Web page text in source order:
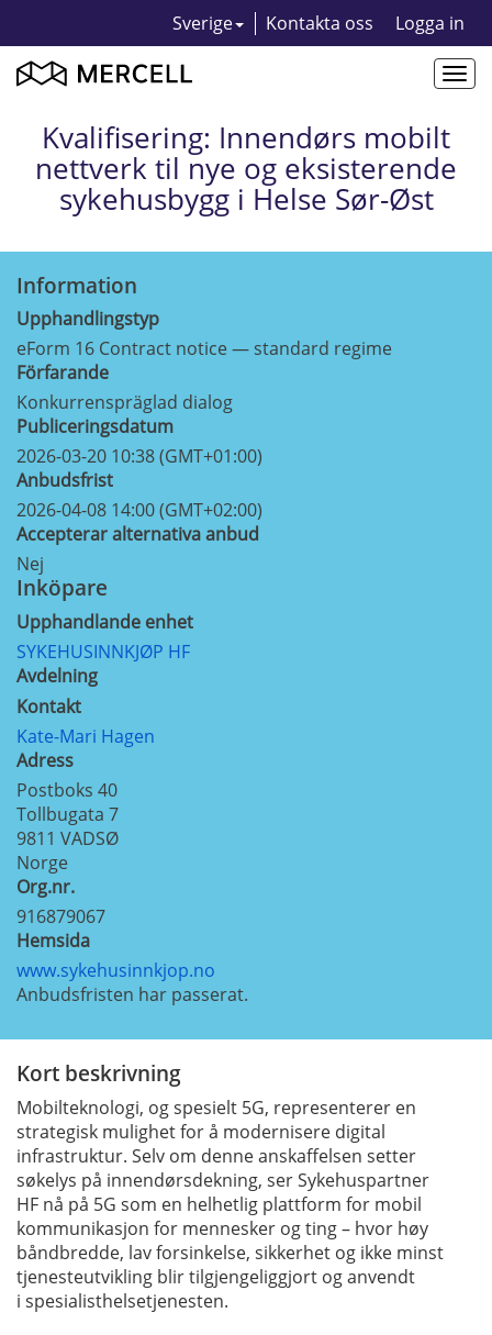
Sverige Kontakta oss Logga in
Kvalifisering: Innendørs mobilt
nettverk til nye og eksisterende
sykehusbygg i Helse Sør-Øst
Information
Upphandlingstyp
eForm 16 Contract notice — standard regime
Förfarande
Konkurrenspräglad dialog
Publiceringsdatum
2026-03-20 10:38 (GMT+01:00)
Anbudsfrist
2026-04-08 14:00 (GMT+02:00)
Accepterar alternativa anbud
Nej
Inköpare
Upphandlande enhet
SYKEHUSINNKJØP HF
Avdelning
Kontakt
Kate-Mari Hagen
Adress
Postboks 40
Tollbugata 7
9811 VADSØ
Norge
Org.nr.
916879067
Hemsida
www.sykehusinnkjop.no
Anbudsfristen har passerat.
Kort beskrivning
Mobilteknologi, og spesielt 5G, representerer en
strategisk mulighet for å modernisere digital
infrastruktur. Selv om denne anskaffelsen setter
søkelys på innendørsdekning, serSykehuspartner
HF nå på 5G som en helhetlig plattform for mobil
kommunikasjon for mennesker og ting – hvor høy
båndbredde, lav forsinkelse, sikkerhet og ikke minst
tjenesteutvikling blir tilgjengeliggjort og anvendt
i spesialisthelsetjenesten.